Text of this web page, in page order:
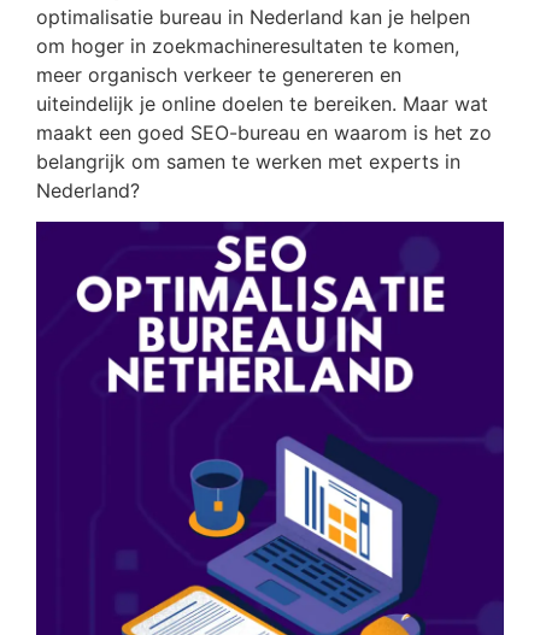
optimalisatie bureau in Nederland kan je helpen
om hoger in zoekmachineresultaten te komen,
meer organisch verkeer te genereren en
uiteindelijk je online doelen te bereiken. Maar wat
maakt een goed SEO-bureau en waarom is het zo
belangrijk om samen te werken met experts in
Nederland?